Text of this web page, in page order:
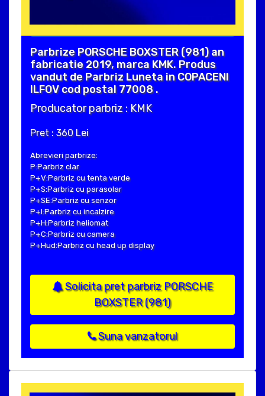
Parbrize PORSCHE BOXSTER (981) an
fabricatie 2019, marca KMK. Produs
vandut de Parbriz Luneta in COPACENI
ILFOV cod postal 77008 .
Producator parbriz : KMK
Pret : 360 Lei
Abrevieri parbrize:
P:Parbriz clar
P+V:Parbriz cu tenta verde
P+S:Parbriz cu parasolar
P+SE:Parbriz cu senzor
P+I:Parbriz cu incalzire
P+H:Parbriz heliomat
P+C:Parbriz cu camera
P+Hud:Parbriz cu head up display
Solicita pret parbriz PORSCHE
BOXSTER (981)
Suna vanzatorul